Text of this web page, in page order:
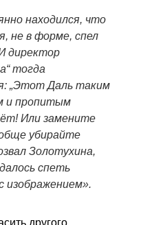
находился, что
не в форме, спел
директор
тогда
„Этот Даль таким
и пропитым
Или замените
убирайте
Золотухина,
спеть
изображением».